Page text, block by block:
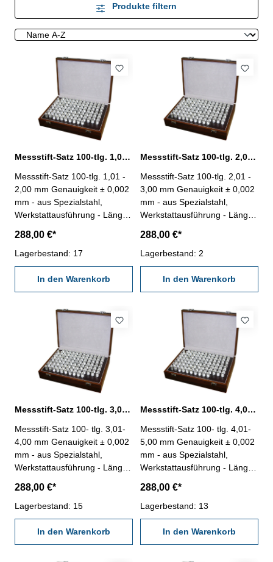
Produkte filtern
Messstift-Satz 100-tlg. 1,01 - 2,00 mm aus Spezialstahl
Messstift-Satz 100-tlg. 1,01 -
2,00 mm Genauigkeit ± 0,002
mm - aus Spezialstahl,
Werkstattausführung - Länge:
Anzahl/Satz: 100 Stufung:
0,01 mm Messbereich: 1,01 -
2,00 mm
288,00 €*
Lagerbestand: 17
In den Warenkorb
Messstift-Satz 100-tlg. 2,01 - 3,00 mm aus Spezialstahl
Messstift-Satz 100-tlg. 2,01 -
3,00 mm Genauigkeit ± 0,002
mm - aus Spezialstahl,
Werkstattausführung - Länge:
Anzahl/Satz: 100 Stufung:
0,01 mm Messbereich: 2,01 -
3,00 mm
288,00 €*
Lagerbestand: 2
In den Warenkorb
Messstift-Satz 100-tlg. 3,01 - 4,00 mm aus Spezialstahl
Messstift-Satz 100- tlg. 3,01-
4,00 mm Genauigkeit ± 0,002
mm - aus Spezialstahl,
Werkstattausführung - Länge:
Anzahl/Satz: 100 Stufung:
0,01 mm Messbereich: 3,01 -
4,00 mm
288,00 €*
Lagerbestand: 15
In den Warenkorb
Messstift-Satz 100-tlg. 4,01 - 5,00 mm aus Spezialstahl
Messstift-Satz 100- tlg. 4,01-
5,00 mm Genauigkeit ± 0,002
mm - aus Spezialstahl,
Werkstattausführung - Länge:
Anzahl/Satz: 100 Stufung:
0,01 mm Messbereich: 4,01 -
5,00 mm
288,00 €*
Lagerbestand: 13
In den Warenkorb